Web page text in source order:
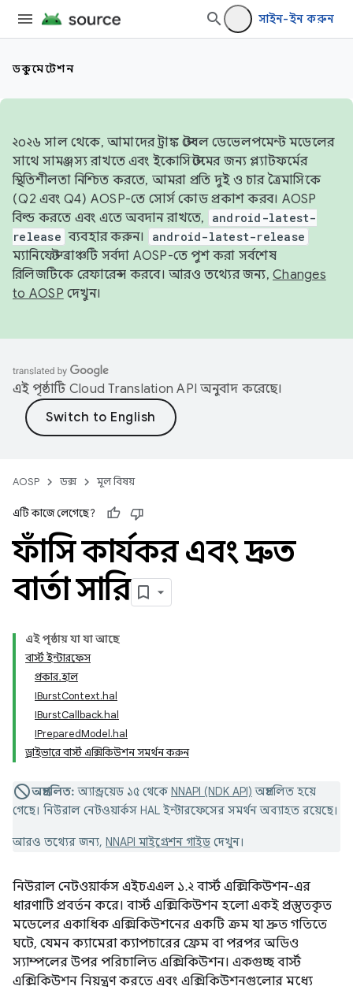
সাইন-ইন করুন
ডকুমেন্টেশন
২০২৬ সাল থেকে, আমাদের ট্রাঙ্ক স্টেবল ডেভেলপমেন্ট মডেলের
সাথে সামঞ্জস্য রাখতে এবং ইকোসিস্টেমের জন্য প্ল্যাটফর্মের
স্থিতিশীলতা নিশ্চিত করতে, আমরা প্রতি দুই ও চার ত্রৈমাসিকে
(Q2 এবং Q4) AOSP-তে সোর্স কোড প্রকাশ করব। AOSP
বিল্ড করতে এবং এতে অবদান রাখতে,
android-latest-
release ব্যবহার করুন। android-latest-release
ম্যানিফেস্ট ব্রাঞ্চটি সর্বদা AOSP-তে পুশ করা সর্বশেষ
রিলিজটিকে রেফারেন্স করবে। আরও তথ্যের জন্য, Changes
to AOSP দেখুন।
এই পৃষ্ঠাটি Cloud Translation API অনুবাদ করেছে।
AOSP ডক্স মূল বিষয়
এটি কাজে লেগেছে?
ফাঁসি কার্যকর এবং দ্রুত
বার্তা সারি
এই পৃষ্ঠায় যা যা আছে
বার্স্ট ইন্টারফেস
প্রকার.হাল
IBurstContext.hal
IBurstCallback.hal
IPreparedModel.hal
ড্রাইভারে বার্স্ট এক্সিকিউশন সমর্থন করুন
অপ্রচলিত: অ্যান্ড্রয়েড ১৫ থেকে NNAPI (NDK API) অপ্রচলিত হয়ে
গেছে। নিউরাল নেটওয়ার্কস HAL ইন্টারফেসের সমর্থন অব্যাহত রয়েছে।
আরও তথ্যের জন্য, NNAPI মাইগ্রেশন গাইড দেখুন।
নিউরাল নেটওয়ার্কস এইচএএল ১.২ বার্স্ট এক্সিকিউশন-এর
ধারণাটি প্রবর্তন করে। বার্স্ট এক্সিকিউশন হলো একই প্রস্তুতকৃত
মডেলের একাধিক এক্সিকিউশনের একটি ক্রম যা দ্রুত গতিতে
ঘটে, যেমন ক্যামেরা ক্যাপচারের ফ্রেম বা পরপর অডিও
স্যাম্পলের উপর পরিচালিত এক্সিকিউশন। একগুচ্ছ বার্স্ট
এক্সিকিউশন নিয়ন্ত্রণ করতে এবং এক্সিকিউশনগুলোর মধ্যে